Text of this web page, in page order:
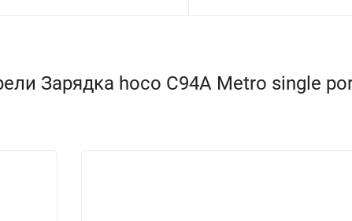
Зарядка hoco C94A Metro single